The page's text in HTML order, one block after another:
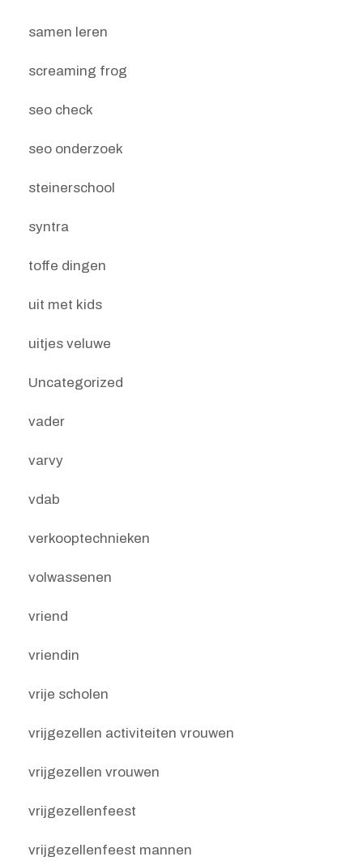
samen leren
screaming frog
seo check
seo onderzoek
steinerschool
syntra
toffe dingen
uit met kids
uitjes veluwe
Uncategorized
vader
varvy
vdab
verkooptechnieken
volwassenen
vriend
vriendin
vrije scholen
vrijgezellen activiteiten vrouwen
vrijgezellen vrouwen
vrijgezellenfeest
vrijgezellenfeest mannen